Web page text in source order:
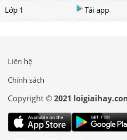
Lớp 1
Tải app
Liên hệ
Chính sách
Copyright ©2021